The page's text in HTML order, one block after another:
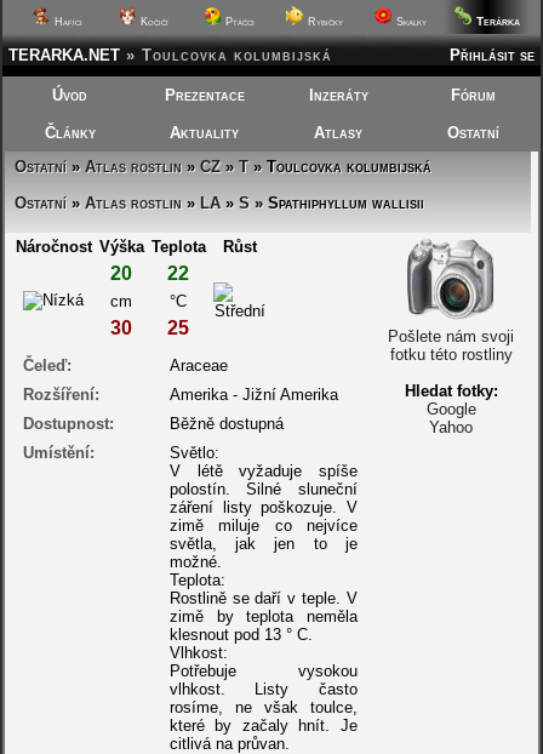
Hafíci Kočičí Ptáčci Rybičky Skalky Terárka
Přihlásit se
TERARKA.NET » Toulcovka kolumbijská
Úvod Prezentace Inzeráty Fórum
Články Aktuality Atlasy
Ostatní
Ostatní» Atlas rostlin» CZ» T» Toulcovka kolumbijská
Ostatní» Atlas rostlin» LA» S» Spathiphyllum wallisii
Pošlete nám svoji
fotku této rostliny
Hledat fotky:
Google
Yahoo
Náročnost Výška Teplota Růst
20 22
cm °C
30 25
Čeleď:
Araceae
Rozšíření:
Amerika - Jižní Amerika
Dostupnost:
Běžně dostupná
Umístění:
Světlo:
V létě vyžaduje spíše
polostín. Silné sluneční
záření listy poškozuje. V
zimě miluje co nejvíce
světla, jak jen to je
možné.
Teplota:
Rostlině se daří v teple. V
zimě by teplota neměla
klesnout pod 13 ° C.
Vlhkost:
Potřebuje vysokou
vlhkost. Listy často
rosíme, ne však toulce,
které by začaly hnít. Je
citlivá na průvan.